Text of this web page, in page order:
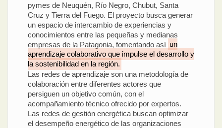
pymes de Neuquén, Río Negro, Chubut, Santa
Cruz y Tierra del Fuego. El proyecto busca generar
un espacio de intercambio de experiencias y
conocimientos entre las pequeñas y medianas
empresas de la Patagonia, fomentando así un
aprendizaje colaborativo que impulse el desarrollo y
la sostenibilidad en la región.
Las redes de aprendizaje son una metodología de
colaboración entre diferentes actores que
persiguen un objetivo común, con el
acompañamiento técnico ofrecido por expertos.
Las redes de gestión energética buscan optimizar
el desempeño energético de las organizaciones